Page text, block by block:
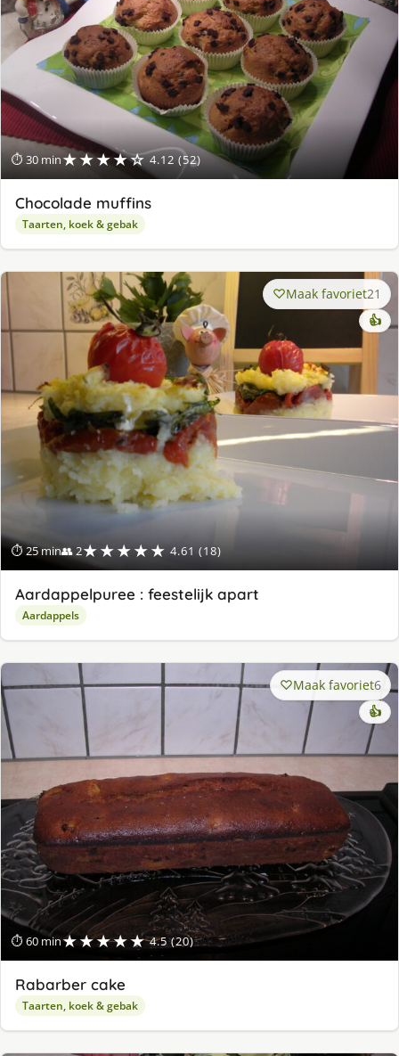
⏱ 30 min★★★★☆ 4.12 (52)
Chocolade muffins
Taarten, koek & gebak
⏱ 25 min👥 2★★★★★ 4.61 (18)
Maak favoriet21
👍
Aardappelpuree : feestelijk apart
Aardappels
⏱ 60 min★★★★★ 4.5 (20)
Maak favoriet6
👍
Rabarber cake
Taarten, koek & gebak